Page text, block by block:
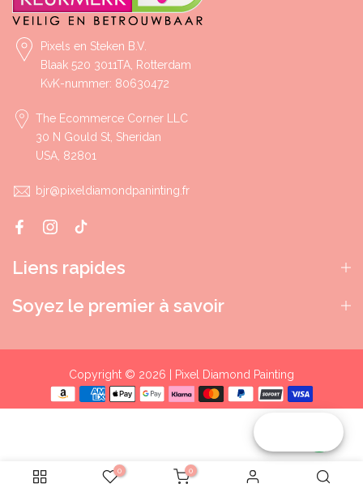
Pixels en Steken B.V.
Blaak 520 3011TA, Rotterdam
KvK-nummer: 80630472
The Ecommerce Corner LLC
30 N Gould St, Sheridan
USA, 82801
bjr@pixeldiamondpaninting.fr
Liens rapides
Soyez le premier à savoir
Copyright © 2026 | Pixel Diamond Painting
0 0